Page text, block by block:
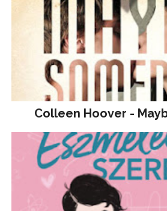
Colleen Hoover -